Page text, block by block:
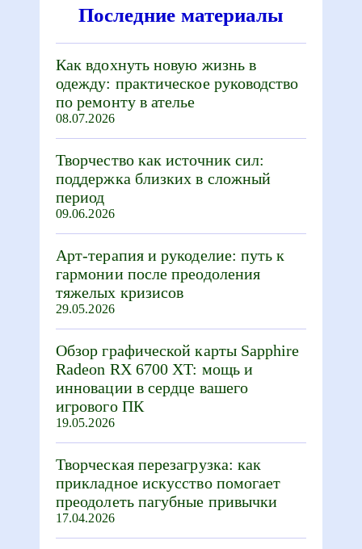
Последние материалы
Как вдохнуть новую жизнь в
одежду: практическое руководство
по ремонту в ателье
08.07.2026
Творчество как источник сил:
поддержка близких в сложный
период
09.06.2026
Арт-терапия и рукоделие: путь к
гармонии после преодоления
тяжелых кризисов
29.05.2026
Обзор графической карты Sapphire
Radeon RX 6700 XT: мощь и
инновации в сердце вашего
игрового ПК
19.05.2026
Творческая перезагрузка: как
прикладное искусство помогает
преодолеть пагубные привычки
17.04.2026